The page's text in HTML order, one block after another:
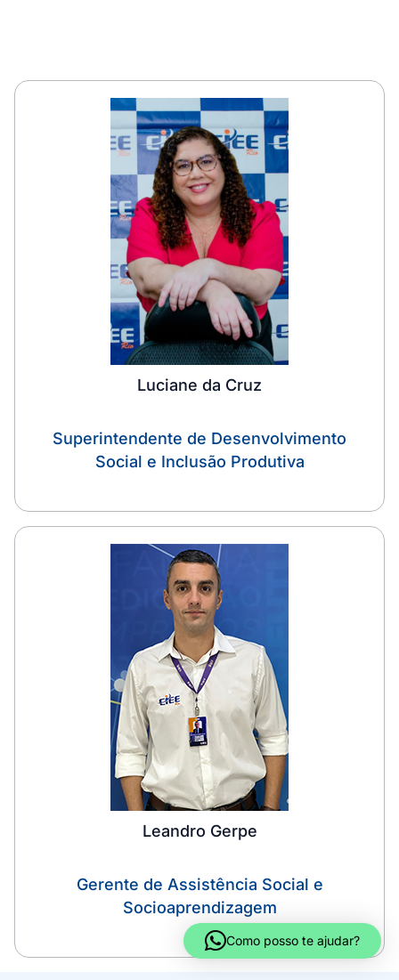
Luciane da Cruz
Superintendente de Desenvolvimento
Social e Inclusão Produtiva
Leandro Gerpe
Gerente de Assistência Social e
Socioaprendizagem
Como posso te ajudar?